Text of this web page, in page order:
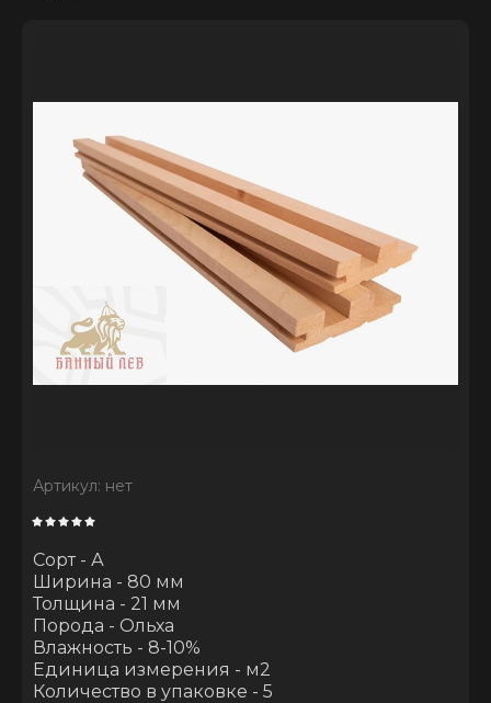
Артикул: нет
Сорт - А
Ширина - 80 мм
Толщина - 21 мм
Порода - Ольха
Влажность - 8-10%
Единица измерения - м2
Количество в упаковке - 5